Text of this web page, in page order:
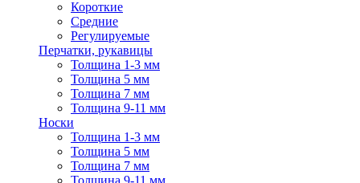
Короткие
Средние
Регулируемые
Перчатки, рукавицы
Толщина 1-3 мм
Толщина 5 мм
Толщина 7 мм
Толщина 9-11 мм
Носки
Толщина 1-3 мм
Толщина 5 мм
Толщина 7 мм
Толщина 9-11 мм